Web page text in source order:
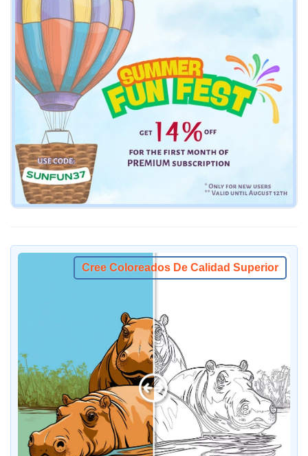
Cree Coloreados De Calidad Superior